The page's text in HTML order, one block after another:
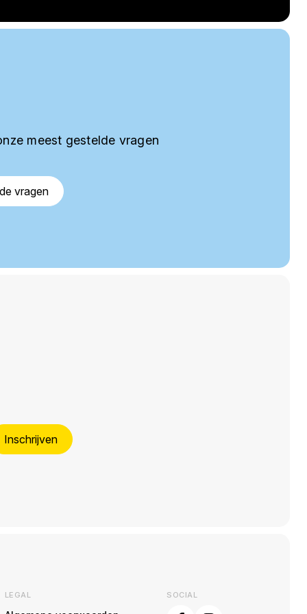
meest gestelde vragen
vragen
Inschrijven
LEGAL SOCIAL